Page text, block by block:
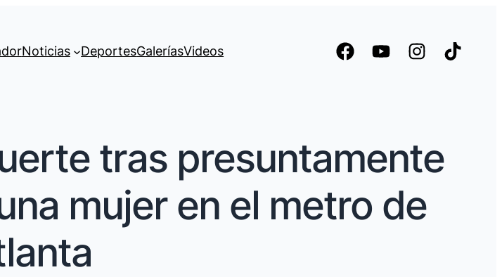
Noticias DeportesGaleríasVideos
tras presuntamente
mujer en el metro de